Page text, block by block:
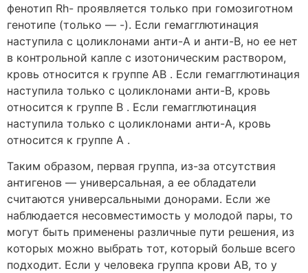
фенотип Rh- проявляется только при гомозиготном
генотипе (только — -). Если гемагглютинация
наступила с цоликлонами анти-А и анти-В, но ее нет
в контрольной капле с изотоническим раствором,
кровь относится к группе AB . Если гемагглютинация
наступила только с цоликлонами анти-В, кровь
относится к группе В . Если гемагглютинация
наступила только с цоликлонами анти-А, кровь
относится к группе A .
Таким образом, первая группа, из-за отсутствия
антигенов — универсальная, а ее обладатели
считаются универсальными донорами. Если же
наблюдается несовместимость у молодой пары, то
могут быть применены различные пути решения, из
которых можно выбрать тот, который больше всего
подходит. Если у человека группа крови АВ, то у